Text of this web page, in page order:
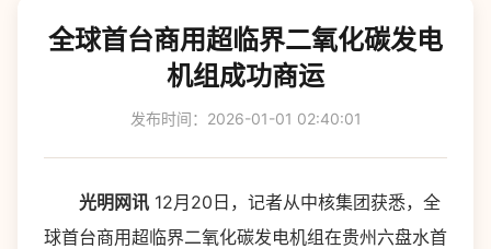
全球首台商用超临界二氧化碳发电
机组成功商运
发布时间：2026-01-01 02:40:01
光明网讯 12月20日，记者从中核集团获悉，全
球首台商用超临界二氧化碳发电机组在贵州六盘水首